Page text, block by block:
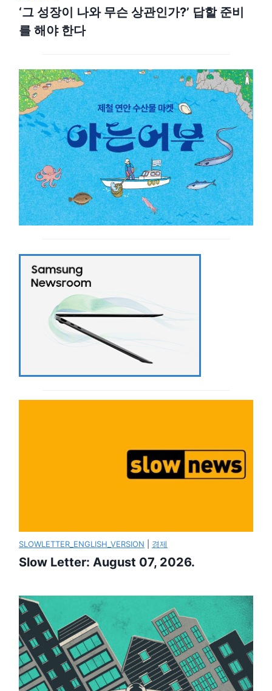
‘그 성장이 나와 무슨 상관인가?’ 답할 준비
를 해야 한다
SLOWLETTER_ENGLISH_VERSION 경제
Slow Letter: August 07, 2026.